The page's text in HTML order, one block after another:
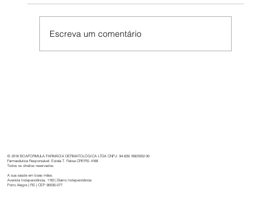
Escreva um comentário
© 2016 BOAFORMULA FARMÁCIA DERMATOLÓGICA LTDA CNPJ: 94.629.169/0002-30
Farmacêutica Responsável: Estela T. Feksa CRF/RS 4168
Todos os direitos reservados.
A sua saúde em boas mãos.
Avenida Independência, 1163 | Bairro Independência
Porto Alegre | RS | CEP 90035-077